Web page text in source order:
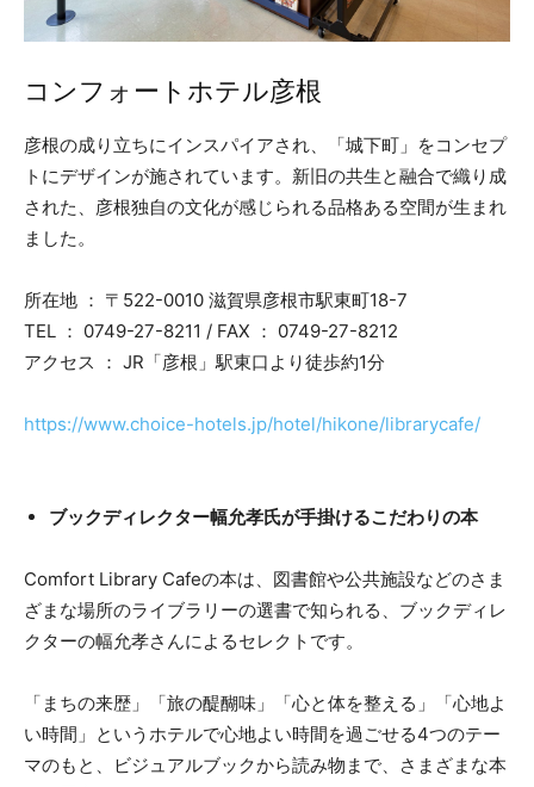
コンフォートホテル彦根
彦根の成り立ちにインスパイアされ、「城下町」をコンセプ
トにデザインが施されています。新旧の共生と融合で織り成
された、彦根独自の文化が感じられる品格ある空間が生まれ
ました。
所在地 ： 〒522-0010 滋賀県彦根市駅東町18-7
TEL ： 0749-27-8211 / FAX ： 0749-27-8212
アクセス ： JR「彦根」駅東口より徒歩約1分
https://www.choice-hotels.jp/hotel/hikone/librarycafe/
ブックディレクター幅允孝氏が手掛けるこだわりの本
Comfort Library Cafeの本は、図書館や公共施設などのさま
ざまな場所のライブラリーの選書で知られる、ブックディレ
クターの幅允孝さんによるセレクトです。
「まちの来歴」「旅の醍醐味」「心と体を整える」「心地よ
い時間」というホテルで心地よい時間を過ごせる4つのテー
マのもと、ビジュアルブックから読み物まで、さまざまな本